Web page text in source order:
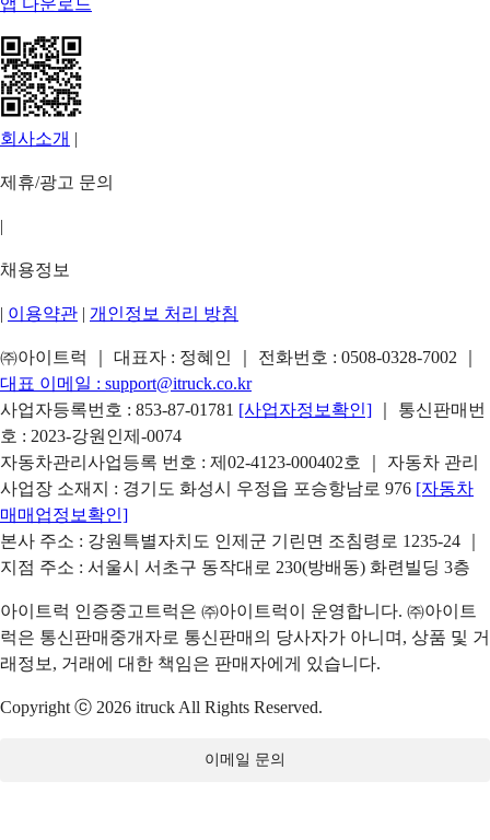
앱 다운로드
회사소개 |
제휴/광고 문의
|
채용정보
| 이용약관 | 개인정보 처리 방침
㈜아이트럭 ｜ 대표자 : 정혜인 ｜ 전화번호 : 0508-0328-7002
대표 이메일 : support@itruck.co.kr
사업자등록번호 : 853-87-01781 [사업자정보확인]
｜ 통신판매번
호 : 2023-강원인제-0074
자동차관리사업등록 번호 : 제02-4123-000402호 ｜ 자동차 관리
사업장 소재지 : 경기도 화성시 우정읍 포승항남로 976 [자동차
매매업정보확인]
본사 주소 : 강원특별자치도 인제군 기린면 조침령로 1235-24 ｜
지점 주소 : 서울시 서초구 동작대로 230(방배동) 화련빌딩 3층
아이트럭 인증중고트럭은 ㈜아이트럭이 운영합니다. ㈜아이트
럭은 통신판매중개자로 통신판매의 당사자가 아니며, 상품 및 거
래정보, 거래에 대한 책임은 판매자에게 있습니다.
Copyright ⓒ 2026 itruck All Rights Reserved.
이메일 문의